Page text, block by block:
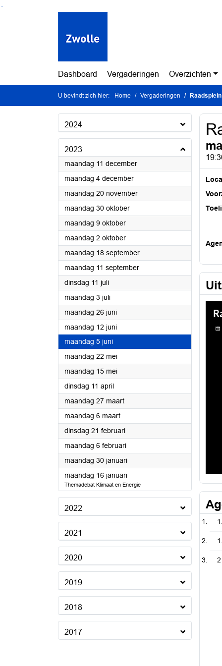
Ga naar de inhoud van deze pagina
Ga naar het zoeken
Ga naar het menu
Dashboard Vergaderingen Overzichten
U bevindt zich hier: Home Vergaderingen
2024
2023
maandag 11 december2023
maandag 4 december2023
maandag 20 november2023
maandag 30 oktober2023
maandag 9 oktober2023
maandag 2 oktober2023
maandag 18 september2023
maandag 11 september2023
dinsdag 11 juli2023
maandag 3 juli2023
maandag 26 juni2023
maandag 12 juni2023
maandag 5 juni2023
maandag 22 mei2023
maandag 15 mei2023
dinsdag 11 april2023
maandag 27 maart2023
maandag 6 maart2023
dinsdag 21 februari2023
maandag 6 februari2023
maandag 30 januari2023
maandag 16 januari2023
Themadebat Klimaat en Energie
2022
2021
2020
2019
2018
2017
2